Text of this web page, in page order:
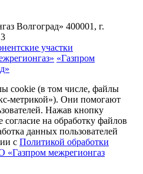
Волгоград» 400001, г.
участки
«Газпром
cookie (в том числе, файлы
метрикой»). Они помогают
Нажав кнопку
на обработку файлов
данных пользователей
с Политикой обработки
межрегионгаз